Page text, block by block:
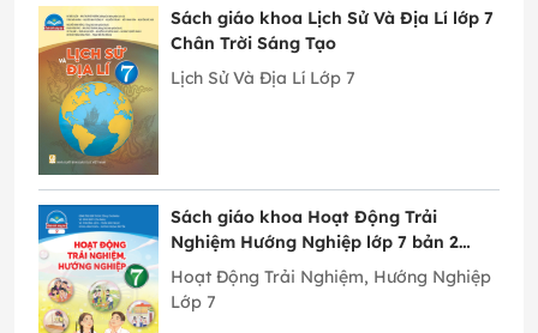
Sách giáo khoa Lịch Sử Và Địa Lí lớp 7
Chân Trời Sáng Tạo
Lịch Sử Và Địa Lí Lớp 7
Sách giáo khoa Hoạt Động Trải
Nghiệm Hướng Nghiệp lớp 7 bản 2
Chân Trời Sáng Tạo
Hoạt Động Trải Nghiệm, Hướng Nghiệp
Lớp 7